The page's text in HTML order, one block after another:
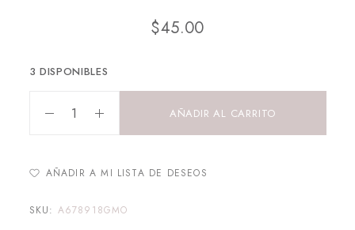
$45.00
3 DISPONIBLES
AÑADIR AL CARRITO
AÑADIR A MI LISTA DE DESEOS
SKU: A678918GMO